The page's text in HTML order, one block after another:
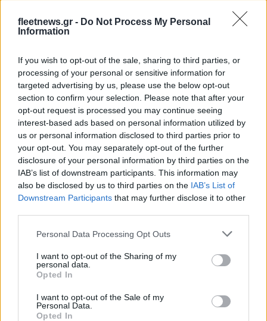
fleetnews.gr - Do Not Process My Personal
Information
If you wish to opt-out of the sale, sharing to third parties, or
processing of your personal or sensitive information for
targeted advertising by us, please use the below opt-out
section to confirm your selection. Please note that after your
opt-out request is processed you may continue seeing
interest-based ads based on personal information utilized by
us or personal information disclosed to third parties prior to
your opt-out. You may separately opt-out of the further
disclosure of your personal information by third parties on the
IAB’s list of downstream participants. This information may
also be disclosed by us to third parties on the IAB’s List of
Downstream Participants that may further disclose it to other
Please note that this website/app uses one or more Google
not limited to your visit or usage behaviour. You may click to
grant or deny consent to Google and its third-party tags to
use your data for below specified purposes in below Google
consent section.
Personal Data Processing Opt Outs
I want to opt-out of the Sharing of my
personal data.
Opted In
I want to opt-out of the Sale of my
Personal Data.
Opted In
HELLENiQ ENERGY: Κέρδη 393 εκατ. ευρώ στο α' εξάμηνο –
Στα 734 εκατ. ευρώ τα EBITDA
Viohalco: Αυξημένος κατά
14% ο τζίρος στο α'
εξάμηνο, στα 4,3 δισ. ευρώ
EBITDA
ΥΠΕΘΟΟ: Νέες επενδύσεις
1 δισ. ευρώ ως το 2028 για
την Ενέργεια
Η συμφωνία Arval-Athlon αναδιαμορφώνει την αγορά leasing